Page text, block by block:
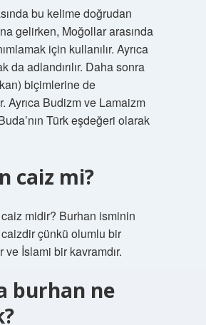
bu kelime doğrudan
gelirken, Moğollar arasında
için kullanılır. Ayrıca
da adlandırılır. Daha sonra
biçimlerine de
Ayrıca Budizm ve Lamaizm
Türk eşdeğeri olarak
caiz mi?
midir? Burhan isminin
caizdir çünkü olumlu bir
ve İslami bir kavramdır.
burhan ne